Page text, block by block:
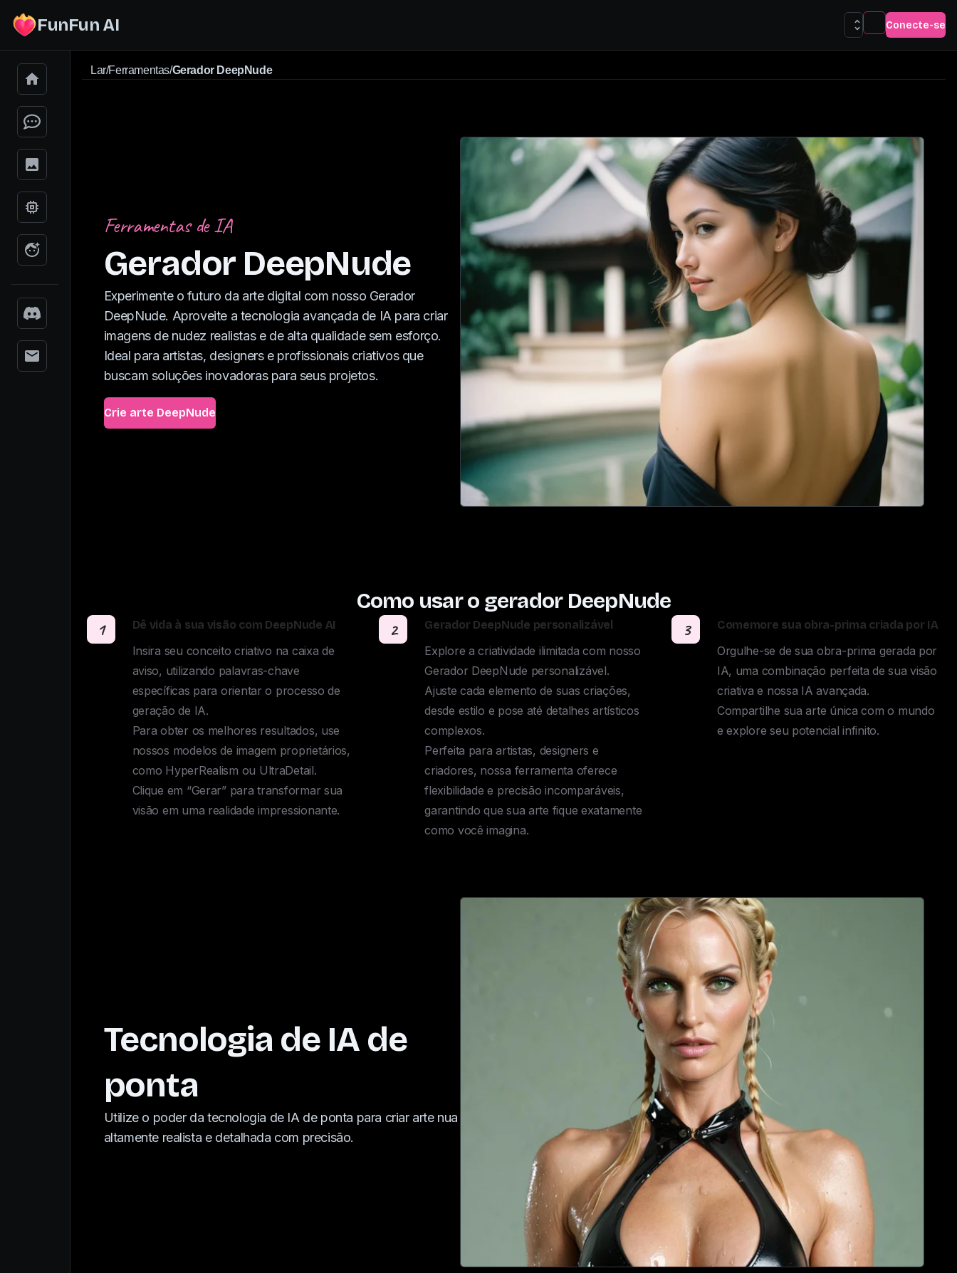
FunFun AI Conecte-se
Lar/Ferramentas/Gerador DeepNude
Ferramentas de IA
Gerador DeepNude
Experimente o futuro da arte digital com nosso Gerador
DeepNude. Aproveite a tecnologia avançada de IA para criar
imagens de nudez realistas e de alta qualidade sem esforço.
Ideal para artistas, designers e profissionais criativos que
buscam soluções inovadoras para seus projetos.
Crie arte DeepNude
Como usar o gerador DeepNude
1 Dê vida à sua visão com DeepNude AI
Insira seu conceito criativo na caixa de
aviso, utilizando palavras-chave
específicas para orientar o processo de
geração de IA.
Para obter os melhores resultados, use
nossos modelos de imagem proprietários,
como HyperRealism ou UltraDetail.
Clique em “Gerar” para transformar sua
visão em uma realidade impressionante.
2 Gerador DeepNude personalizável
Explore a criatividade ilimitada com nosso
Gerador DeepNude personalizável.
Ajuste cada elemento de suas criações,
desde estilo e pose até detalhes artísticos
complexos.
Perfeita para artistas, designers e
criadores, nossa ferramenta oferece
flexibilidade e precisão incomparáveis,
garantindo que sua arte fique exatamente
como você imagina.
3 Comemore sua obra-prima criada por IA
Orgulhe-se de sua obra-prima gerada por
IA, uma combinação perfeita de sua visão
criativa e nossa IA avançada.
Compartilhe sua arte única com o mundo
e explore seu potencial infinito.
Tecnologia de IA de
ponta
Utilize o poder da tecnologia de IA de ponta para criar arte nua
altamente realista e detalhada com precisão.